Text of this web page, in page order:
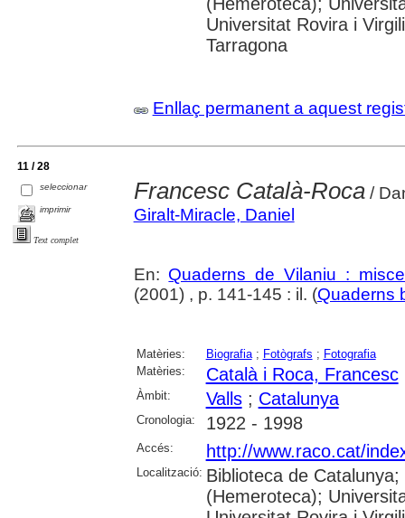
Universitat Rovira i
Tarragona
Enllaç permanent a aquest
11 / 28
seleccionar
imprimir
Text complet
Francesc Català-Roca/
Giralt-Miracle, Daniel
En: Quaderns de Vilaniu :
(2001) , p. 141-145 : il. (Quaderns
Matèries: Biografia; Fotògrafs ; Fotografia
Matèries:
Català i Roca, Francesc
Àmbit: Valls; Catalunya
Cronologia: 1922 - 1998
Accés: http://www.raco.cat/
Localització: Biblioteca de
(Hemeroteca);